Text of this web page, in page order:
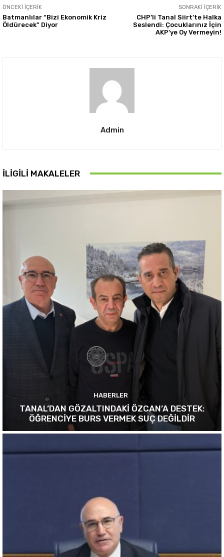
ÖNCEKI İÇERIK
Batmanlılar “Bizi Ekonomik Kriz
Öldürecek” Diyor
SONRAKI İÇERIK
CHP’li Tanal Siirt’te Halka
Seslendi: Çocuklarınız İçin
AKP’ye Oy Vermeyin!
Admin
İLIGILI MAKALELER
HABERLER
TANAL’DAN GÖZALTINDAKİ ÖZCAN’A DESTEK:
ÖĞRENCİYE BURS VERMEK SUÇ DEĞİLDİR